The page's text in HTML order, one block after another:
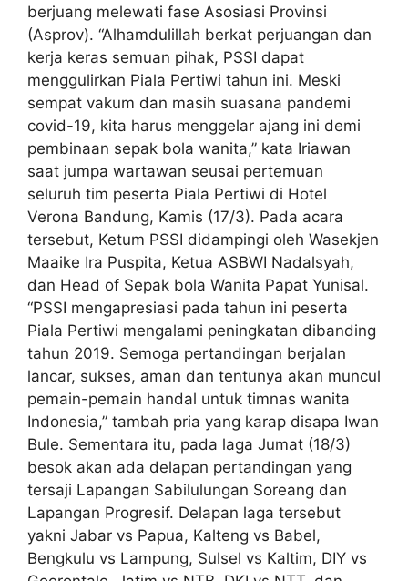
berjuang melewati fase Asosiasi Provinsi
(Asprov). “Alhamdulillah berkat perjuangan dan
kerja keras semuan pihak, PSSI dapat
menggulirkan Piala Pertiwi tahun ini. Meski
sempat vakum dan masih suasana pandemi
covid-19, kita harus menggelar ajang ini demi
pembinaan sepak bola wanita,” kata Iriawan
saat jumpa wartawan seusai pertemuan
seluruh tim peserta Piala Pertiwi di Hotel
Verona Bandung, Kamis (17/3). Pada acara
tersebut, Ketum PSSI didampingi oleh Wasekjen
Maaike Ira Puspita, Ketua ASBWI Nadalsyah,
dan Head of Sepak bola Wanita Papat Yunisal.
“PSSI mengapresiasi pada tahun ini peserta
Piala Pertiwi mengalami peningkatan dibanding
tahun 2019. Semoga pertandingan berjalan
lancar, sukses, aman dan tentunya akan muncul
pemain-pemain handal untuk timnas wanita
Indonesia,” tambah pria yang karap disapa Iwan
Bule. Sementara itu, pada laga Jumat (18/3)
besok akan ada delapan pertandingan yang
tersaji Lapangan Sabilulungan Soreang dan
Lapangan Progresif. Delapan laga tersebut
yakni Jabar vs Papua, Kalteng vs Babel,
Bengkulu vs Lampung, Sulsel vs Kaltim, DIY vs